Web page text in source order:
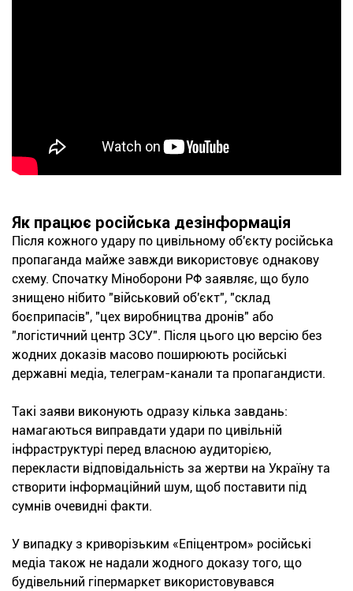
Як працює російська дезінформація
Після кожного удару по цивільному об'єкту російська
пропаганда майже завжди використовує однакову
схему. Спочатку Міноборони РФ заявляє, що було
знищено нібито "військовий об'єкт", "склад
боєприпасів", "цех виробництва дронів" або
"логістичний центр ЗСУ". Після цього цю версію без
жодних доказів масово поширюють російські
державні медіа, телеграм-канали та пропагандисти.
Такі заяви виконують одразу кілька завдань:
намагаються виправдати удари по цивільній
інфраструктурі перед власною аудиторією,
перекласти відповідальність за жертви на Україну та
створити інформаційний шум, щоб поставити під
сумнів очевидні факти.
У випадку з криворізьким «Епіцентром» російські
медіа також не надали жодного доказу того, що
будівельний гіпермаркет використовувався